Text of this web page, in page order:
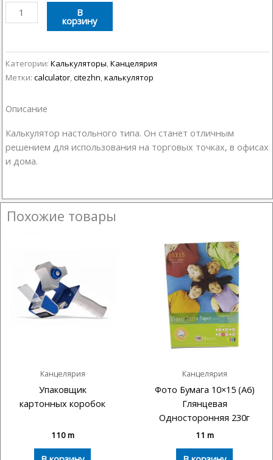
Количество
товара
Citezhn
CT-
2716
В
корзину
Категории: Калькуляторы,Канцелярия
Метки: calculator,citezhn,калькулятор
Описание
Калькулятор настольного типа. Он станет отличным
решением для использования на торговых точках, в офисах
и дома.
Похожие товары
Канцелярия
Упаковщик
картонных коробок
110m
Канцелярия
Фото Бумага 10×15 (А6)
Глянцевая
Односторонняя 230г
11 m